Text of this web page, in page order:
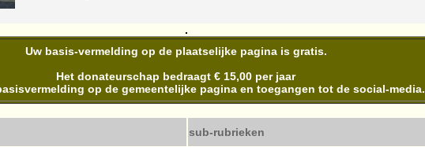
.
Uw basis-vermelding op de plaatselijke pagina is gratis.
Het donateurschap bedraagt € 15,00 per jaar
op de gemeentelijke pagina en toegangen tot de social-media.
sub-rubrieken